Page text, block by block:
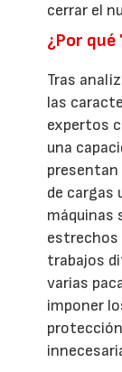
cerrar el
¿Por qué
Tras
las
expertos
una
presentan
de cargas
máquinas
estrechos
trabajos
varias
imponer